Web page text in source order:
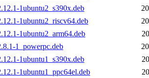
1ubuntu2_s390x.deb
1ubuntu2_riscv64.deb
1ubuntu2_arm64.deb
1_powerpc.deb
1ubuntu1_s390x.deb
1ubuntu1_ppc64el.deb